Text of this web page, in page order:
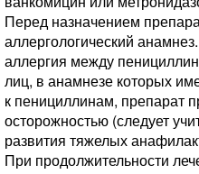
Перед назначением
аллергологический
аллергия между
лиц, в анамнезе которых
к пенициллинам, препарат
осторожностью (следует
развития тяжелых
При продолжительности